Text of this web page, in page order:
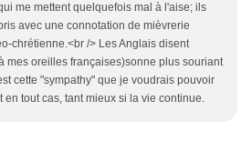
me mettent quelquefois mal à l'aise; ils
avec une connotation de mièvrerie
chrétienne.<br /> Les Anglais disent
mes oreilles françaises)sonne plus souriant
cette "sympathy" que je voudrais pouvoir
en tout cas, tant mieux si la vie continue.